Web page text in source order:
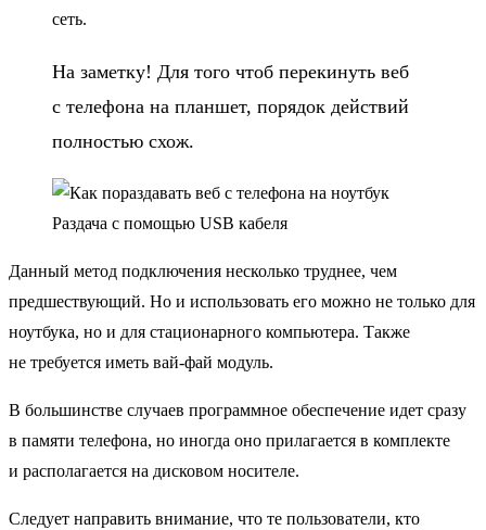
сеть.
На заметку! Для того чтоб перекинуть веб
с телефона на планшет, порядок действий
полностью схож.
Раздача с помощью USB кабеля
Данный метод подключения несколько труднее, чем
предшествующий. Но и использовать его можно не только для
ноутбука, но и для стационарного компьютера. Также
не требуется иметь вай-фай модуль.
В большинстве случаев программное обеспечение идет сразу
в памяти телефона, но иногда оно прилагается в комплекте
и располагается на дисковом носителе.
Следует направить внимание, что те пользователи, кто